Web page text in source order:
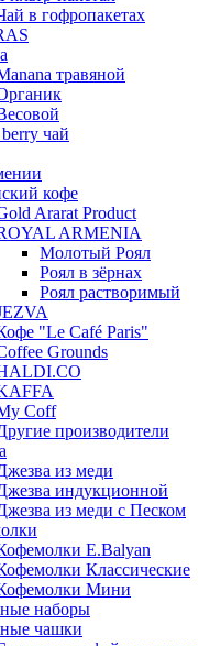
в гофропакетах
травяной
чай
кофе
Ararat Product
ARMENIA
Молотый Роял
Роял в зёрнах
Роял растворимый
"Le Café Paris"
Grounds
Coff
производители
из меди
индукционной
из меди с Песком
E.Balyan
Классические
Мини
наборы
чашки